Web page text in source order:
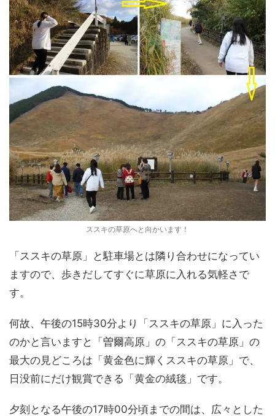
ススキの草原へと向かいます！
「ススキの草原」と駐車場とは隣り合わせになってい
ますので、歩きだしてすぐに草原に入れる気軽さで
す。
何故、午後の15時30分より「ススキの草原」に入った
のかと言いますと「曽爾高原」の「ススキの草原」の
最大の見どころは「黄金色に輝くススキの草原」で、
日没前にだけ観賞できる「黄金の絨毯」です。
夕刻となる午後の17時00分頃までの間は、広々とした